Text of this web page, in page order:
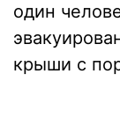
один
крыши с